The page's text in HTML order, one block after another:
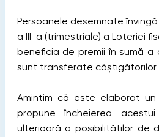
Persoanele desemnate
a III-a (trimestriale) a Loteriei
beneficia de premii în sumă a
sunt transferate câștigătorilor
Amintim că este elaborat
propune încheierea
ulterioară a posibilităților de